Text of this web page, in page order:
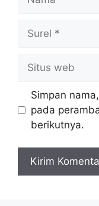
web
Simpan
pada
berikutnya.